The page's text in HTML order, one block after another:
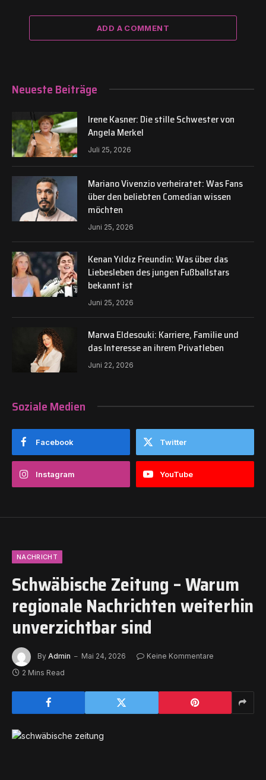
ADD A COMMENT
Neueste Beiträge
Irene Kasner: Die stille Schwester von
Angela Merkel
Juli 25, 2026
Mariano Vivenzio verheiratet: Was Fans
über den beliebten Comedian wissen
möchten
Juni 25, 2026
Kenan Yıldız Freundin: Was über das
Liebesleben des jungen Fußballstars
bekannt ist
Juni 25, 2026
Marwa Eldesouki: Karriere, Familie und
das Interesse an ihrem Privatleben
Juni 22, 2026
Soziale Medien
Facebook Twitter
Instagram YouTube
NACHRICHT
Schwäbische Zeitung – Warum
regionale Nachrichten weiterhin
unverzichtbar sind
By Admin Mai 24, 2026
Keine Kommentare
2 Mins Read